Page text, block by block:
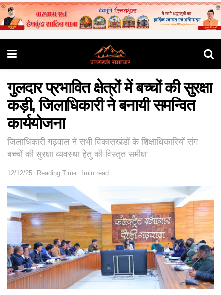
गुलदार प्रभावित क्षेत्रों में बच्चों की सुरक्षा
कड़ी, जिलाधिकारी ने बनायी समन्वित
कार्ययोजना
जिलाधिकारी गढ़वाल ने सभी विकासखंडों के शिक्षाधिकारियों संग
बच्चों की सुरक्षा व्यवस्था हेतु की विस्तृत समीक्षा
12/12/25 Reading Time: 1min read